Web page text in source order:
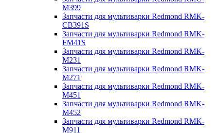
M399
Запчасти для мультиварки Redmond RMK-
CB391S
Запчасти для мультиварки Redmond RMK-
FM41S
Запчасти для мультиварки Redmond RMK-
M231
Запчасти для мультиварки Redmond RMK-
M271
Запчасти для мультиварки Redmond RMK-
M451
Запчасти для мультиварки Redmond RMK-
M452
Запчасти для мультиварки Redmond RMK-
M911